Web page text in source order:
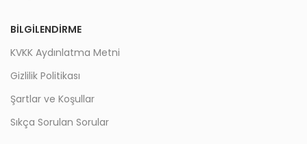
BILGILENDIRME
KVKK Aydınlatma Metni
Gizlilik Politikası
Şartlar ve Koşullar
Sıkça Sorulan Sorular